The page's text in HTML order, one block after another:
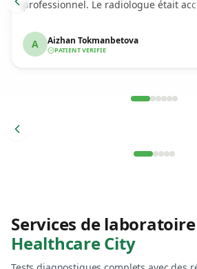
professionnel. Le radiologue était
A Aizhan Tokmanbetova
PATIENT VERIFIE
Services de
Healthcare City